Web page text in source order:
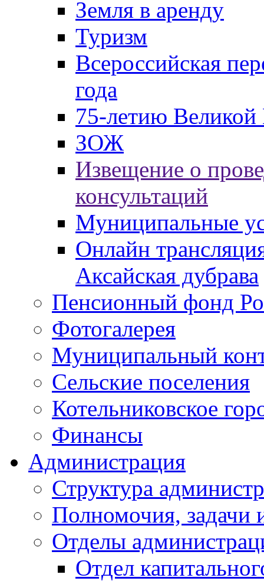
Земля в аренду
Туризм
Всероссийская
года
75-летию
ЗОЖ
Извещение о
консультаций
Муниципальные
Онлайн
Аксайская дубрава
Пенсионный фонд
Фотогалерея
Муниципальный
Сельские поселения
Котельниковское
Финансы
Администрация
Структура
Полномочия, задачи
Отделы
Отдел